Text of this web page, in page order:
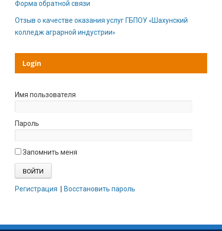
Форма обратной связи
Отзыв о качестве оказания услуг ГБПОУ «Шахунский
колледж аграрной индустрии»
Login
Имя пользователя
Пароль
Запомнить меня
Регистрация | Восстановить пароль